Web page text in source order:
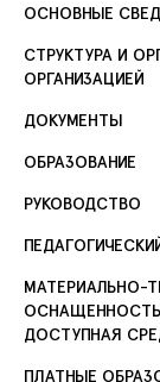
ОСНОВНЫЕ
СТРУКТУРА И
ОРГАНИЗАЦИЕЙ
ДОКУМЕНТЫ
ОБРАЗОВАНИЕ
РУКОВОДСТВО
МАТЕРИАЛЬНО-
ДОСТУПНАЯ
ПЛАТНЫЕ